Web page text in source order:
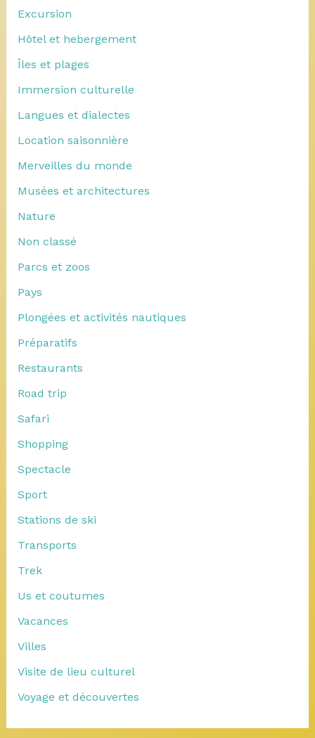
Excursion
Hôtel et hebergement
Îles et plages
Immersion culturelle
Langues et dialectes
Location saisonnière
Merveilles du monde
Musées et architectures
Nature
Non classé
Parcs et zoos
Pays
Plongées et activités nautiques
Préparatifs
Restaurants
Road trip
Safari
Shopping
Spectacle
Sport
Stations de ski
Transports
Trek
Us et coutumes
Vacances
Villes
Visite de lieu culturel
Voyage et découvertes